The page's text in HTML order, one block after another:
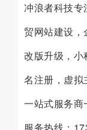
冲浪者科技
贸网站建设
改版升级，
名注册，虚拟
一站式服务商